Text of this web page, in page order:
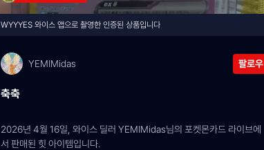
WYYYES 와이스 앱으로 촬영한 인증된 상품입니다
YEMIMidas 팔로우
축축
2026년 4월 16일, 와이스 딜러 YEMIMidas님의 포켓몬카드 라이브에
서 판매된 힛 아이템입니다.